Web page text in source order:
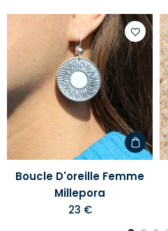
Ajouter
à
votre
liste
d'envies
Boucle D'oreille Femme
Millepora
23 €